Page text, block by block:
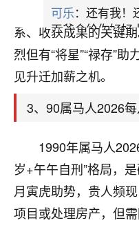
际摩擦；下半年金水
系、收获成果的关键
烈但有“将星”“禄存”
见升迁加薪之机。
3、90属马人2026
1990年属马人
岁+午午自刑”格局，
月寅虎助势，贵人频
项目或处理房产，但
可乐：还有我！
天爷会给你好好
哪样不服都不行！
平安是福：我也
卦，认识老师3
17分钟前 来自湖北
心若莲花
我是做餐饮的，这
一家，要么生意不
家底快败光了，真
回事？